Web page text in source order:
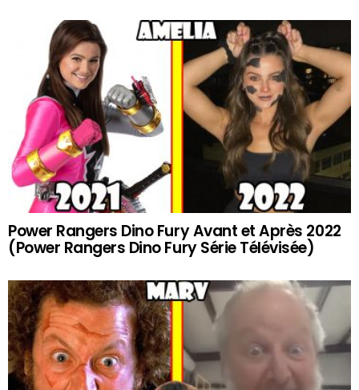
Power Rangers Dino Fury Avant et Après 2022
(Power Rangers Dino Fury Série Télévisée)